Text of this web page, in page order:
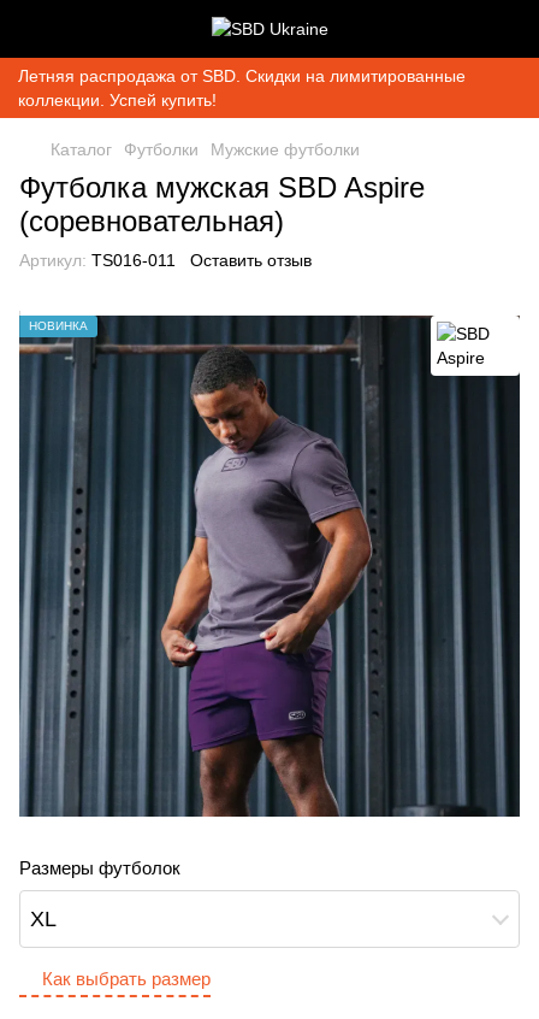
Летняя распродажа от SBD. Скидки на лимитированные
коллекции. Успей купить!
Каталог Футболки Мужские футболки
Футболка мужская SBD Aspire
(соревновательная)
Артикул: TS016-011 Оставить отзыв
НОВИНКА
Размеры футболок
XL
Как выбрать размер